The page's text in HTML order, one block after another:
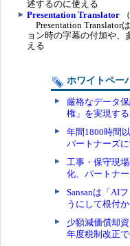
述するのに使える
Presentation Translator
Presentation Translator
ョン時の字幕の付加や
える
ホワイトペー
厳格なデータ
権」を実現す
年間1800時間
パートナーズ
工事・保守現
化、パートナ
Sansanは「AI
うにして根付
少額減価償却
年度税制改正